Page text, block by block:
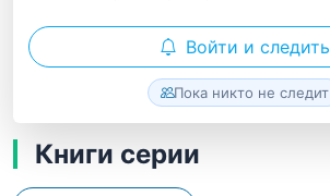
Войти и следить
Пока никто не следит
Книги серии